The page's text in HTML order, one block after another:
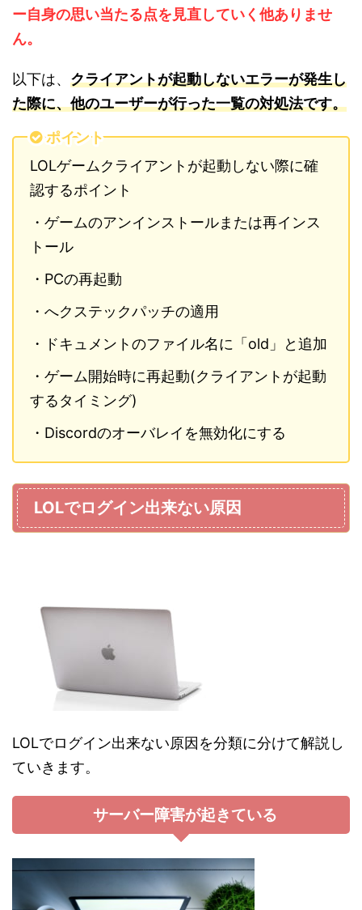
ー自身の思い当たる点を見直していく他ありませ
ん。
以下は、 クライアントが起動しないエラーが発生し
た際に、他のユーザーが行った一覧の対処法です。
ポイント
LOLゲームクライアントが起動しない際に確
認するポイント
・ゲームのアンインストールまたは再インス
トール
・PCの再起動
・へクステックパッチの適用
・ドキュメントのファイル名に「old」と追加
・ゲーム開始時に再起動(クライアントが起動
するタイミング)
・Discordのオーバレイを無効化にする
LOLでログイン出来ない原因
LOLでログイン出来ない原因を分類に分けて解説し
ていきます。
サーバー障害が起きている